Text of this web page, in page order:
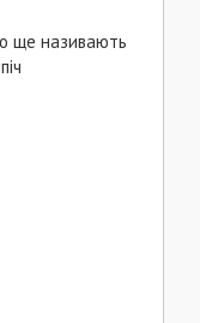
ще називають